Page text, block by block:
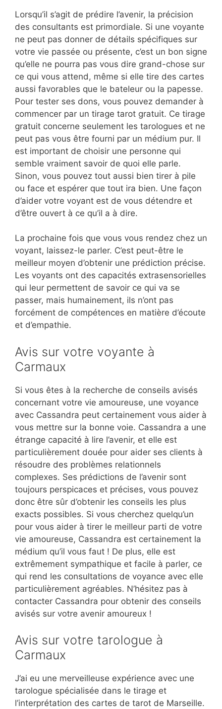
Lorsqu’il s’agit de prédire l’avenir, la précision
des consultants est primordiale. Si une voyante
ne peut pas donner de détails spécifiques sur
votre vie passée ou présente, c’est un bon signe
qu’elle ne pourra pas vous dire grand-chose sur
ce qui vous attend, même si elle tire des cartes
aussi favorables que le bateleur ou la papesse.
Pour tester ses dons, vous pouvez demander à
commencer par un tirage tarot gratuit. Ce tirage
gratuit concerne seulement les tarologues et ne
peut pas vous être fourni par un médium pur. Il
est important de choisir une personne qui
semble vraiment savoir de quoi elle parle.
Sinon, vous pouvez tout aussi bien tirer à pile
ou face et espérer que tout ira bien. Une façon
d’aider votre voyant est de vous détendre et
d’être ouvert à ce qu’il a à dire.
La prochaine fois que vous vous rendez chez un
voyant, laissez-le parler. C’est peut-être le
meilleur moyen d’obtenir une prédiction précise.
Les voyants ont des capacités extrasensorielles
qui leur permettent de savoir ce qui va se
passer, mais humainement, ils n’ont pas
forcément de compétences en matière d’écoute
et d’empathie.
Avis sur votre voyante à
Carmaux
Si vous êtes à la recherche de conseils avisés
concernant votre vie amoureuse, une voyance
avec Cassandra peut certainement vous aider à
vous mettre sur la bonne voie. Cassandra a une
étrange capacité à lire l’avenir, et elle est
particulièrement douée pour aider ses clients à
résoudre des problèmes relationnels
complexes. Ses prédictions de l’avenir sont
toujours perspicaces et précises, vous pouvez
donc être sûr d’obtenir les conseils les plus
exacts possibles. Si vous cherchez quelqu’un
pour vous aider à tirer le meilleur parti de votre
vie amoureuse, Cassandra est certainement la
médium qu’il vous faut ! De plus, elle est
extrêmement sympathique et facile à parler, ce
qui rend les consultations de voyance avec elle
particulièrement agréables. N’hésitez pas à
contacter Cassandra pour obtenir des conseils
avisés sur votre avenir amoureux !
Avis sur votre tarologue à
Carmaux
J’ai eu une merveilleuse expérience avec une
tarologue spécialisée dans le tirage et
l’interprétation des cartes de tarot de Marseille.